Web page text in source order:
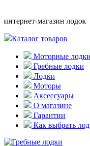
интернет-магазин лодок
Каталог товаров
Моторные лодки
Гребные лодки
Лодки
Моторы
Аксессуары
О магазине
Гарантии
Как выбрать